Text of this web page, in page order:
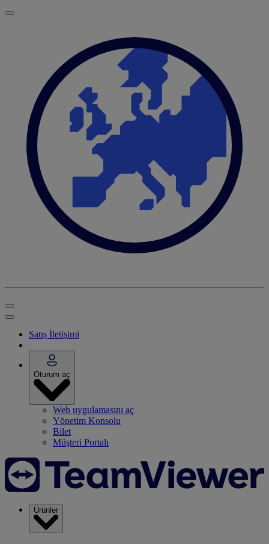
Satış İletişimi
Oturum aç
Web uygulamasını aç
Yönetim Konsolu
Bilet
Müşteri Portalı
Ürünler